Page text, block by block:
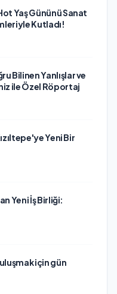
Yaş Gününü Sanat
Kutladı!
Bilinen Yanlışlar ve
ile Özel Röportaj
Yeni Bir
Yeni İş Birliği:
için gün